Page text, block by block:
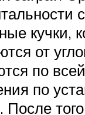
кучки,
от
по
по